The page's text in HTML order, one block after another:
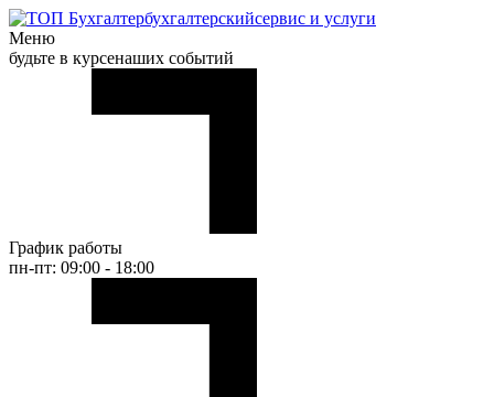
бухгалтерскийсервис и услуги
Меню
будьте в курсенаших событий
График работы
пн-пт: 09:00 - 18:00